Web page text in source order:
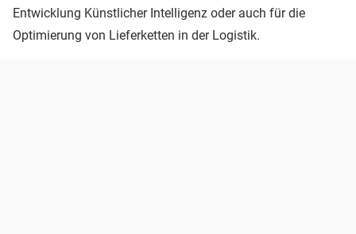
Entwicklung Künstlicher Intelligenz oder auch für die
Optimierung von Lieferketten in der Logistik.